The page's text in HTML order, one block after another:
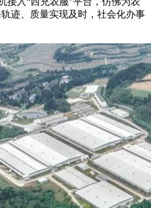
迹、质量实现及时，社会化办事